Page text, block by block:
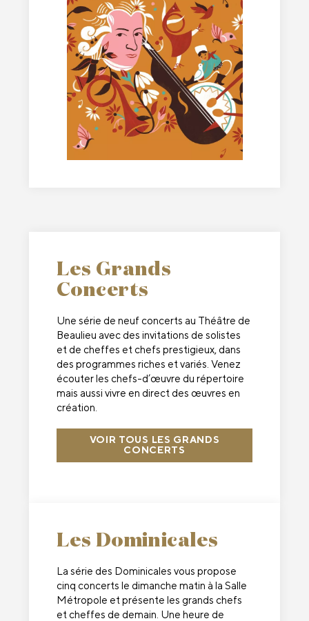
Les Grands
Concerts
Une série de neuf concerts au Théâtre de
Beaulieu avec des invitations de solistes
et de cheffes et chefs prestigieux, dans
des programmes riches et variés. Venez
écouter les chefs-d’œuvre du répertoire
mais aussi vivre en direct des œuvres en
création.
VOIR TOUS LES GRANDS
CONCERTS
Les Dominicales
La série des Dominicales vous propose
cinq concerts le dimanche matin à la Salle
Métropole et présente les grands chefs
et cheffes de demain. Une heure de